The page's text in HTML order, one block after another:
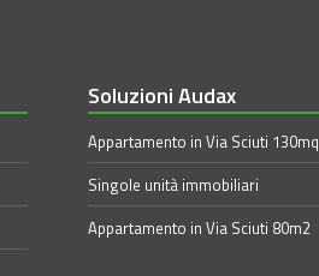
Soluzioni Audax
Appartamento in Via Sciuti 130mq
Singole unità immobiliari
Appartamento in Via Sciuti 80m2